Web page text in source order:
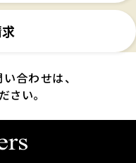
合わせは、
さい。